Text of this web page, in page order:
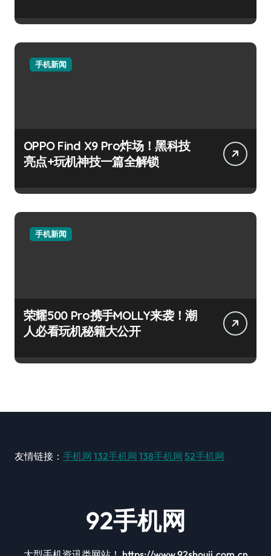
手机新闻
OPPO Find X9 Pro炸场！黑科技
亮点+玩机神技一篇全解锁
手机新闻
荣耀500 Pro携手MOLLY来袭！潮
人必看玩机秘籍大公开
友情链接： 手机网 132手机网 138手机网 52手机网
92手机网